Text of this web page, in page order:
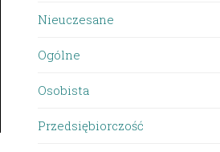
Nieuczesane
Ogólne
Osobista
Przedsiębiorczość